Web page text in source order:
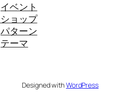
イベント
ショップ
パターン
テーマ
Designed withWordPress